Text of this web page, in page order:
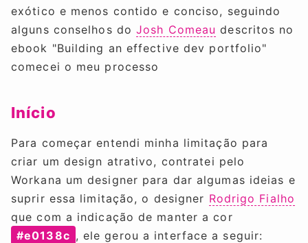
exótico e menos contido e conciso, seguindo
alguns conselhos doJosh Comeau descritos no
ebook "Building an effective dev portfolio"
comecei o meu processo
Início
Para começar entendi minha limitação para
criar um design atrativo, contratei pelo
Workana um designer para dar algumas ideias e
suprir essa limitação, o designer Rodrigo Fialho
que com a indicação de manter a cor
#e0138c , ele gerou a interface a seguir: